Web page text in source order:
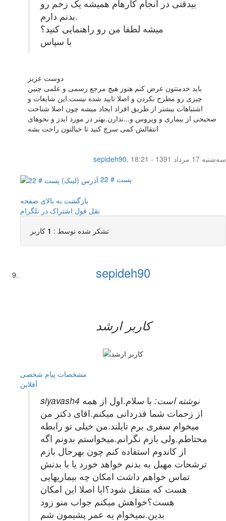
بیدقتی در انجام کارهام همیشه یک زخم رو
بدنم دارم.
میشه لطفا من رو راهنمایی کنید؟
با سپاس
دوست عزیز
باید خدمتتون عرض کنم هنوز هیچ مرجع رسمی و علمی چنین
چیزی رو مطرح نکردن و اصلا تایید شده نیست.این شایعات و
اشتباهات بیشتر از طریق افراد ایجاد میشه چون اصلا شناخت
صحیحی از بیماری و ویروس و...ندارن.بهتر در مورد ایدز و نحوهای
انتقالش کمی سرچ کنید تا خیالتون راحت بشه
sepideh90,
سه‌شنبه 17 مرداد 1391 - 18:21
پست # 22
بازگشت به بالای صفحه
نقل قول اشتراک در تلگرام
تشکر شده توسط : 1 کاربر
sepideh90
کاربر ارشد
مشخصات پیام شخصی
آفلاين
siyavash4 نوشته است: با سلام.اول از همه
از زحمات شما قدردانی میکنم.اقای دکتر من
میخوام سفری برم تایلند.من خیلی تو رابطه
محتاطم.ولی بازم نگرانم.میخواستم بدونم اگه
از کاندوم استفاده کنم چون بهرحال بازم
ترشحات مهبل به بدنم خواهد خورد یا با بدنش
تماس خواهم داشت امکان چه بیماریهایی
هست که منتقل شود؟ایا اصلا این امکان
هست؟خواهش میکنم جواب منو زود
بدین.نمیخوام یه عمر پشیمون شم